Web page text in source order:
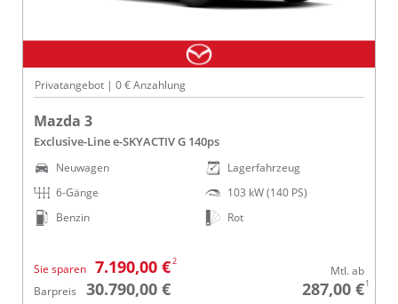
Privatangebot | 0 € Anzahlung
Mazda 3
Exclusive-Line e-SKYACTIV G 140ps
Neuwagen
6-Gänge
Benzin
Lagerfahrzeug
103 kW (140 PS)
Rot
Sie sparen 7.190,00 €2
Barpreis 30.790,00 €
Mtl. ab
287,00 €1